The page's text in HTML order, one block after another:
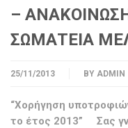
–
ΣΩΜΑΤΕΙΑ
25/11/2013 BY ADMIN
“Χορήγηση
το έτος 2013” Σας